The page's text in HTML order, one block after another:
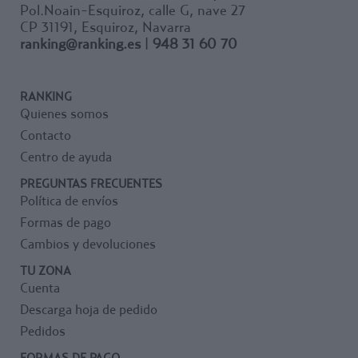
recomendamos balones de
Pelota Big Ball 380 mm,
etc. Los postes, con 9
permite gran variedad de
Pol.Noain-Esquiroz, calle G, nave 27
CP 31191, Esquiroz, Navarra
ranking@ranking.es
948 31 60 70
RANKING
Quienes somos
Contacto
Centro de ayuda
PREGUNTAS FRECUENTES
Política de envíos
Formas de pago
Cambios y devoluciones
TU ZONA
Cuenta
Descarga hoja de pedido
Pedidos